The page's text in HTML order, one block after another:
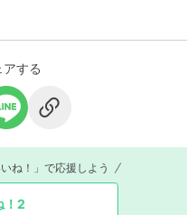
する
ね！」で応援しよう
2